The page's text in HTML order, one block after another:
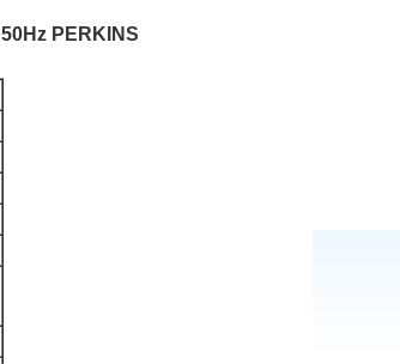
50Hz PERKINS